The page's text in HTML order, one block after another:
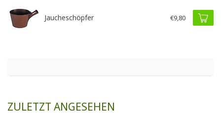
Jaucheschöpfer €9,80
ZULETZT ANGESEHEN